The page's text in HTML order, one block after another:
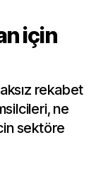
için
rekabet
ne
sektöre